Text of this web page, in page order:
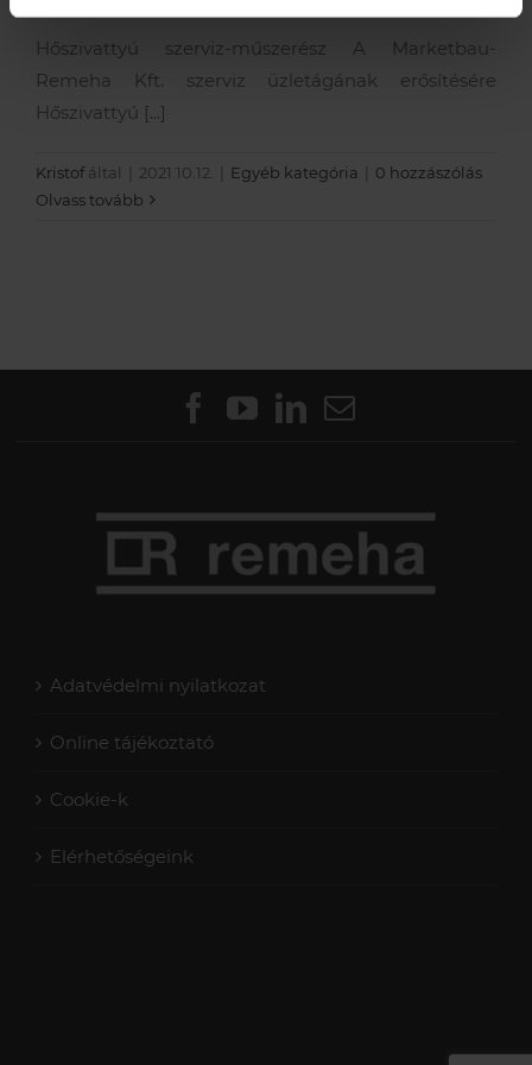
Hőszivattyú szerviz-műszerész A Marketbau-
Remeha Kft. szerviz üzletágának erősítésére
Hőszivattyú [...]
Kristofáltal 2021.10.12. Egyéb kategória
0 hozzászólás
Olvass tovább
Adatvédelmi nyilatkozat
Online tájékoztató
Cookie-k
Elérhetőségeink